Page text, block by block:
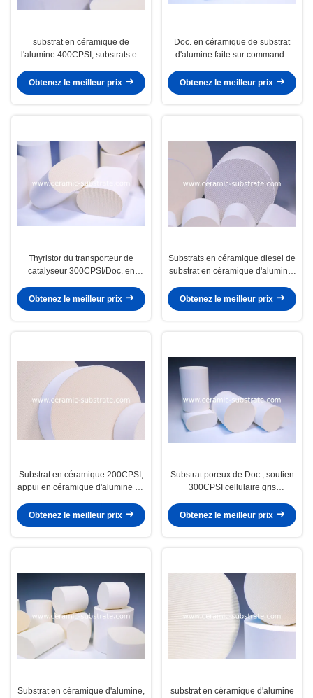
substrat en céramique de
l'alumine 400CPSI, substrats en
l'automobile
Obtenez le meilleur prix
Doc. en céramique de substrat
d'alumine faite sur commande
diesel
Obtenez le meilleur prix
Thyristor du transporteur de
catalyseur 300CPSI/Doc. en
cordiérite
Obtenez le meilleur prix
Substrats en céramique diesel de
substrat en céramique d'alumine,
d'abeilles
Obtenez le meilleur prix
Substrat en céramique 200CPSI,
appui en céramique d'alumine de
Obtenez le meilleur prix
Substrat poreux de Doc., soutien
300CPSI cellulaire gris
Obtenez le meilleur prix
Substrat en céramique d'alumine,
substrat en céramique d'alumine